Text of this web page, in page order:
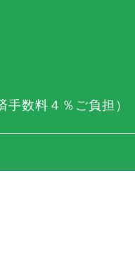
数料４％ご負担）